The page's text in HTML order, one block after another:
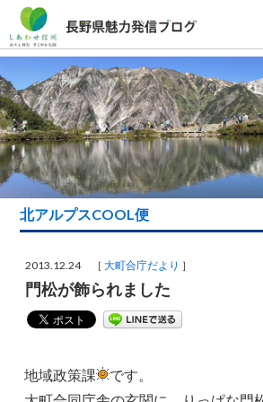
北アルプスCOOL便
2013.12.24 ［大町合庁だより ］
門松が飾られました
地域政策課
です。